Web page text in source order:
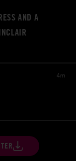
AND A
4m